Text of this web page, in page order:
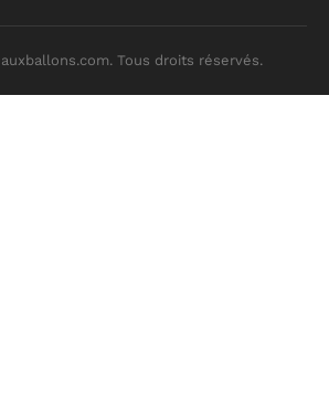
Tous droits réservés.